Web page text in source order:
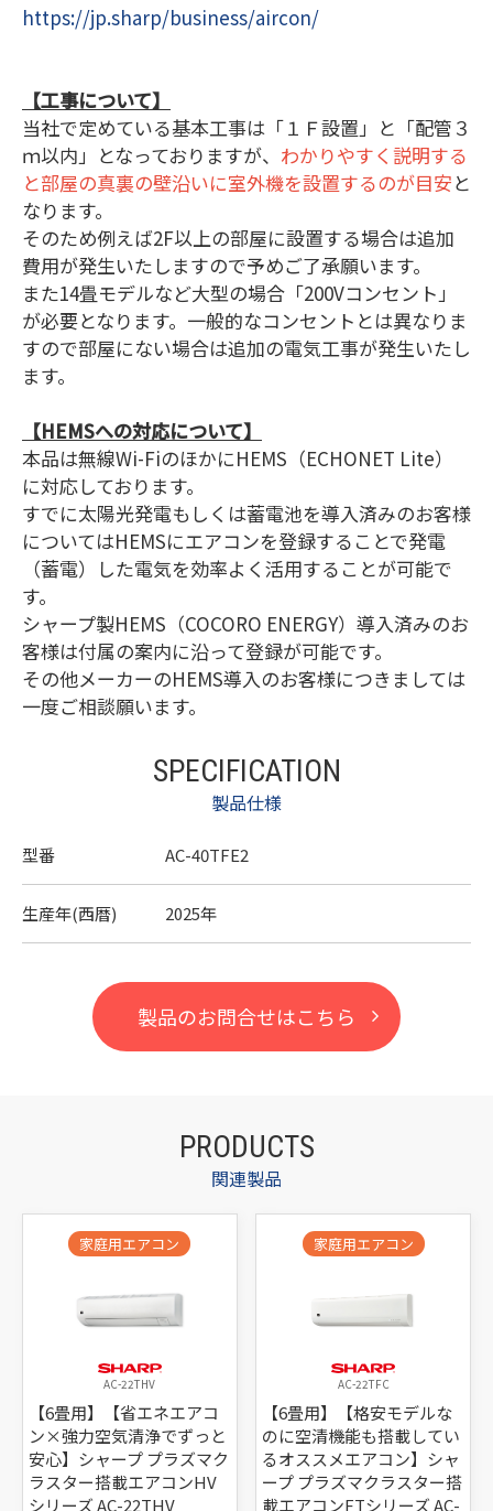
https://jp.sharp/business/aircon/
【工事について】
当社で定めている基本工事は「１Ｆ設置」と「配管３
ｍ以内」となっておりますが、 わかりやすく説明する
と部屋の真裏の壁沿いに室外機を設置するのが目安と
なります。
そのため例えば2F以上の部屋に設置する場合は追加
費用が発生いたしますので予めご了承願います。
また14畳モデルなど大型の場合「200Vコンセント」
が必要となります。一般的なコンセントとは異なりま
すので部屋にない場合は追加の電気工事が発生いたし
ます。
【HEMSへの対応について】
本品は無線Wi-FiのほかにHEMS（ECHONET Lite）
に対応しております。
すでに太陽光発電もしくは蓄電池を導入済みのお客様
についてはHEMSにエアコンを登録することで発電
（蓄電）した電気を効率よく活用することが可能で
す。
シャープ製HEMS（COCORO ENERGY）導入済みのお
客様は付属の案内に沿って登録が可能です。
その他メーカーのHEMS導入のお客様につきましては
一度ご相談願います。
SPECIFICATION
製品仕様
型番 AC-40TFE2
生産年(西暦) 2025年
製品のお問合せはこちら
PRODUCTS
関連製品
家庭用エアコン
AC-22THV
【6畳用】【省エネエアコ
ン×強力空気清浄でずっと
安心】シャープ プラズマク
ラスター搭載エアコンHV
シリーズ AC-22THV
家庭用エアコン
AC-22TFC
【6畳用】【格安モデルな
のに空清機能も搭載してい
るオススメエアコン】シャ
ープ プラズマクラスター搭
載エアコンFTシリーズ AC-